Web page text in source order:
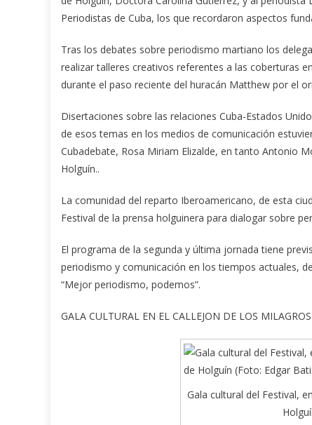
Periodistas de Cuba, los que recordaron aspectos
Tras los debates sobre periodismo martiano los
realizar talleres creativos referentes a las coberturas
durante el paso reciente del huracán Matthew por el
Disertaciones sobre las relaciones Cuba-Estados
de esos temas en los medios de comunicación
Cubadebate, Rosa Miriam Elizalde, en tanto Antonio
Holguín..
La comunidad del reparto Iberoamericano, de esta
Festival de la prensa holguinera para dialogar sobre
El programa de la segunda y última jornada tiene
periodismo y comunicación en los tiempos actuales,
“Mejor periodismo, podemos”.
GALA CULTURAL EN EL CALLEJON DE LOS MILAGROS
Gala cultural del Festival,